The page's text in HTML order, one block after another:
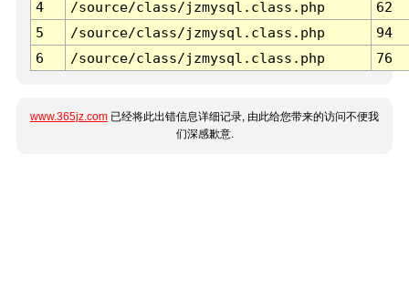
4
/source/class/jzmysql.class.php
62
5
/source/class/jzmysql.class.php
94
6
/source/class/jzmysql.class.php 76
www.365jz.com 已经将此出错信息详细记录, 由此给您带来的访问不便我
们深感歉意.